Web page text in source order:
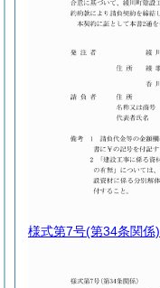
様式第7号(第34条関係)